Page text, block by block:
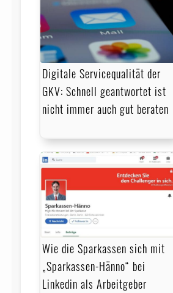
Digitale Servicequalität der
GKV: Schnell geantwortet ist
nicht immer auch gut beraten
Wie die Sparkassen sich mit
„Sparkassen-Hänno“ bei
Linkedin als Arbeitgeber